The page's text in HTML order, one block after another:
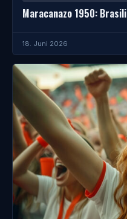
Maracanazo 1950:
18. Juni 2026